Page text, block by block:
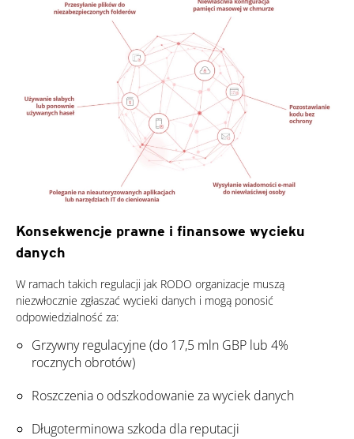
Konsekwencje prawne i finansowe wycieku
danych
W ramach takich regulacji jak RODO organizacje muszą
niezwłocznie zgłaszać wycieki danych i mogą ponosić
odpowiedzialność za:
Grzywny regulacyjne (do 17,5 mln GBP lub 4%
rocznych obrotów)
Roszczenia o odszkodowanie za wyciek danych
Długoterminowa szkoda dla reputacji